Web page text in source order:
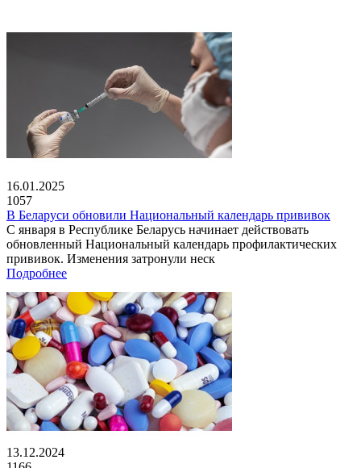
16.01.2025
1057
В Беларуси обновили Национальный календарь прививок
С января в Республике Беларусь начинает действовать
обновленный Национальный календарь профилактических
прививок. Изменения затронули неск
Подробнее
13.12.2024